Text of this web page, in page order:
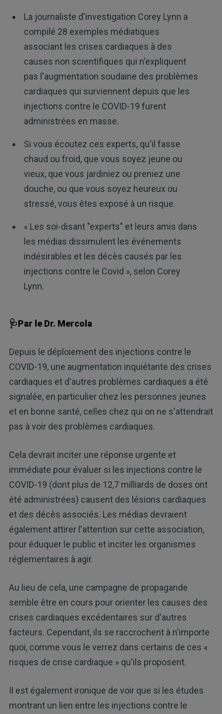
La journaliste d'investigation Corey Lynn a
compilé 28 exemples médiatiques
associant les crises cardiaques à des
causes non scientifiques qui n'expliquent
pas l'augmentation soudaine des problèmes
cardiaques qui surviennent depuis que les
injections contre le COVID-19 furent
administrées en masse.
Si vous écoutez ces experts, qu'il fasse
chaud ou froid, que vous soyez jeune ou
vieux, que vous jardiniez ou preniez une
douche, ou que vous soyez heureux ou
stressé, vous êtes exposé à un risque.
« Les soi-disant "experts" et leurs amis dans
les médias dissimulent les événements
indésirables et les décès causés par les
injections contre le Covid », selon Corey
Lynn.
🩺Par le Dr. Mercola
Depuis le déploiement des injections contre le
COVID-19, une augmentation inquiétante des crises
cardiaques et d'autres problèmes cardiaques a été
signalée, en particulier chez les personnes jeunes
et en bonne santé, celles chez qui on ne s'attendrait
pas à voir des problèmes cardiaques.
Cela devrait inciter une réponse urgente et
immédiate pour évaluer si les injections contre le
COVID-19 (dont plus de 12,7 milliards de doses ont
été administrées) causent des lésions cardiaques
et des décès associés. Les médias devraient
également attirer l'attention sur cette association,
pour éduquer le public et inciter les organismes
réglementaires à agir.
Au lieu de cela, une campagne de propagande
semble être en cours pour orienter les causes des
crises cardiaques excédentaires sur d'autres
facteurs. Cependant, ils se raccrochent à n'importe
quoi, comme vous le verrez dans certains de ces «
risques de crise cardiaque » qu'ils proposent.
Il est également ironique de voir que si les études
montrant un lien entre les injections contre le